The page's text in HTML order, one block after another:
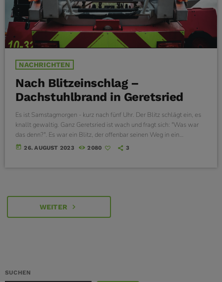
NACHRICHTEN
Nach Blitzeinschlag –
Dachstuhlbrand in Geretsried
Es ist Samstagmorgen - kurz nach fünf Uhr. Der Blitz schlägt ein, es
knallt gewaltig. Ganz Geretsried ist wach und fragt sich: "Was war
das denn?". Es war ein Blitz, der offenbar seinen Weg in ein
Wohngebiet nahe des Friedhofs gesucht hat. Schon kurze Zeit später
today 26. AUGUST 2023 2080 3
WEITER navigate_next
SUCHEN